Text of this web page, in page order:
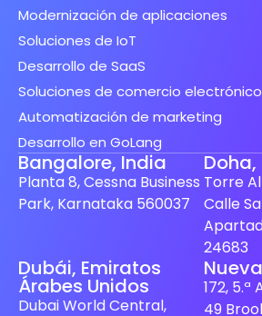
Modernización de aplicaciones
Soluciones de IoT
Desarrollo de SaaS
Soluciones de comercio electrónico
Automatización de marketing
Desarrollo en GoLang
Bangalore, India
Planta 8, Cessna Business
Park, Karnataka 560037
Torre
Calle
24683
Dubái, Emiratos
Árabes Unidos
Dubai World Central,
Nueva
172, 5.ª
49
Finnish
Spanish (Spain)